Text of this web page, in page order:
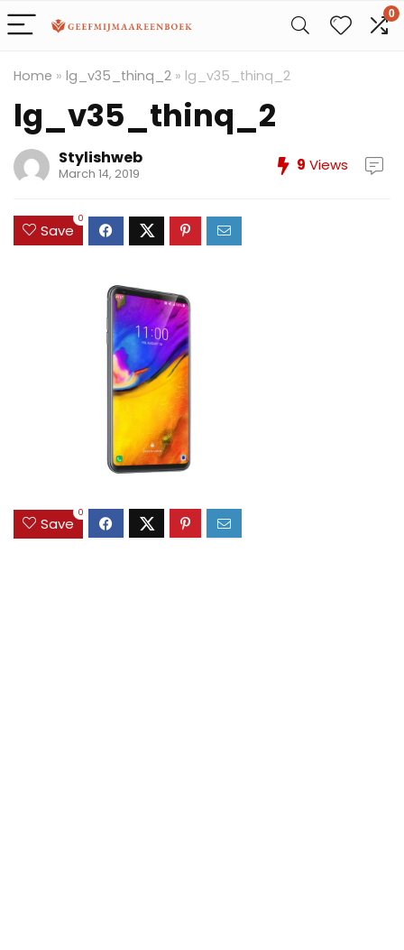
0
Home » lg_v35_thinq_2 » lg_v35_thinq_2
lg_v35_thinq_2
Stylishweb
March 14, 2019 9 Views
Save
0
Save
0